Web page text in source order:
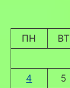
ПН ВТ
4
5